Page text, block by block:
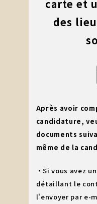
carte et
des
Après avoir
candidature,
documents
même de la
・Si vous avez
détaillant le
l'envoyer par e-